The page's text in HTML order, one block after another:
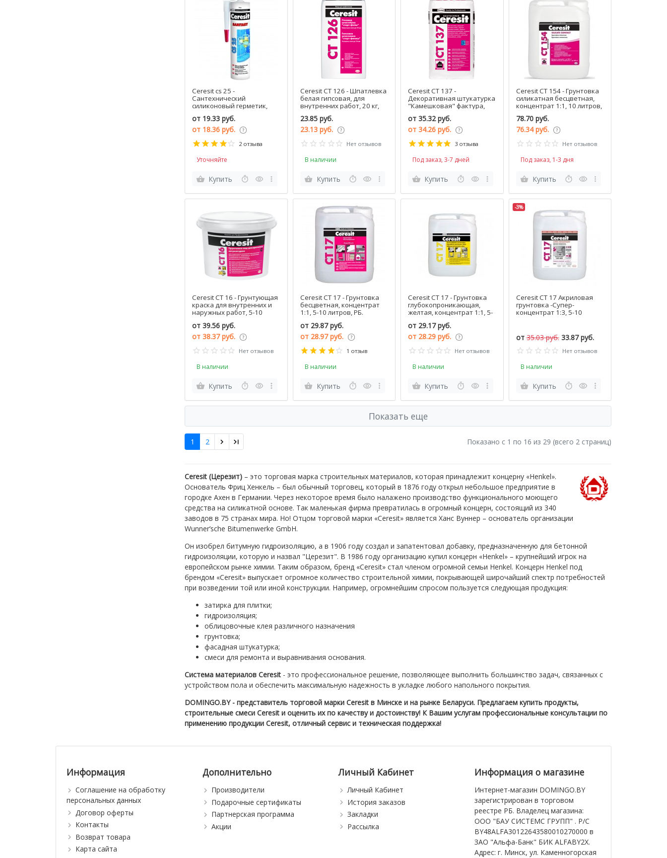
Ceresit cs 25 -
Сантехнический
силиконовый герметик,
цветной, в ассортименте,
280 мл, Эстония
от 19.33 руб.
от 18.36 руб.
2 отзыва
Уточняйте
Купить
Ceresit CT 126 - Шпатлевка
белая гипсовая, для
внутренних работ, 20 кг,
23.85 руб.
23.13 руб.
Нет отзывов
В наличии
Купить
Ceresit CT 137 -
Декоративная штукатурка
"Камешковая" фактура,
под окраску или белая, РБ,
25кг
от 35.32 руб.
от 34.26 руб.
3 отзыва
Под заказ, 3-7 дней
Купить
Ceresit CT 154 - Грунтовка
силикатная бесцветная,
концентрат 1:1, 10 литров,
78.70 руб.
76.34 руб.
Нет отзывов
Под заказ, 1-3 дня
Купить
Ceresit CT 16 - Грунтующая
краска для внутренних и
наружных работ, 5-10
от 39.56 руб.
от 38.37 руб.
Нет отзывов
В наличии
Купить
Ceresit CT 17 - Грунтовка
бесцветная, концентрат
1:1, 5-10 литров, РБ.
от 29.87 руб.
от 28.97 руб.
1 отзыв
В наличии
Купить
Ceresit CT 17 - Грунтовка
глубокопроникающая,
желтая, концентрат 1:1, 5-
от 29.17 руб.
от 28.29 руб.
Нет отзывов
В наличии
Купить
-3%
Ceresit CT 17 Акриловая
грунтовка -Супер-
концентрат 1:3, 5-10
от35.03 руб. 33.87 руб.
Нет отзывов
В наличии
Купить
Показать еще
Показано с 1 по 16 из 29 (всего 2 страниц)
1 2
Ceresit (Церезит) – это торговая марка строительных материалов, которая принадлежит концерну «Henkel».
Основатель Фриц Хенкель – был обычный торговец, который в 1876 году открыл небольшое предприятие в
городке Ахен в Германии. Через некоторое время было налажено производство функционального моющего
средства на силикатной основе. Так маленькая фирма превратилась в огромный концерн, состоящий из 340
заводов в 75 странах мира. Но! Отцом торговой марки «Ceresit» является Ханс Вуннер – основатель организации
Wunner’sche Bitumenwerke GmbH.
Он изобрел битумную гидроизоляцию, а в 1906 году создал и запатентовал добавку, предназначенную для бетонной
гидроизоляции, которую и назвал "Церезит". В 1986 году организацию купил концерн «Henkel» – крупнейший игрок на
европейском рынке химии. Таким образом, бренд «Ceresit» стал членом огромной семьи Henkel. Концерн Henkel под
брендом «Ceresit» выпускает огромное количество строительной химии, покрывающей широчайший спектр потребностей
при возведении той или иной конструкции. Например, огромнейшим спросом пользуется следующая продукция:
затирка для плитки;
гидроизоляция;
облицовочные клея различного назначения
грунтовка;
фасадная штукатурка;
смеси для ремонта и выравнивания основания.
Система материалов Ceresit - это профессиональное решение, позволяющее выполнить большинство задач, связанных с
устройством пола и обеспечить максимальную надежность в укладке любого напольного покрытия.
DOMINGO.BY - представитель торговой марки Ceresit в Минске и на рынке Беларуси. Предлагаем купить продукты,
строительные смеси Ceresit и оценить их по качеству и достоинству! К Вашим услугам профессиональные консультации по
применению продукции Ceresit, отличный сервис и техническая поддержка!
Информация
Соглашение на обработку
персональных данных
Договор оферты
Контакты
Возврат товара
Карта сайта
Дополнительно
Производители
Подарочные сертификаты
Партнерская программа
Акции
Личный Кабинет
Личный Кабинет
История заказов
Закладки
Рассылка
Информация o магазине
Интернет-магазин DOMINGO.BY
зарегистрирован в торговом
реестре РБ. Владелец магазина:
ООО "БАУ СИСТЕМС ГРУПП" . Р/С
BY48ALFA30122643580010270000 в
ЗАО "Альфа-Банк" БИК ALFABY2X.
Адрес: г. Минск, ул. Каменногорская